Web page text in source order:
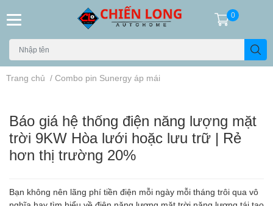
0
Trang chủ / Combo pin Sunergy áp mái
Báo giá hệ thống điện năng lượng mặt
trời 9KW Hòa lưới hoặc lưu trữ | Rẻ
hơn thị trường 20%
Bạn không nên lãng phí tiền điện mỗi ngày mỗi tháng trôi qua vô